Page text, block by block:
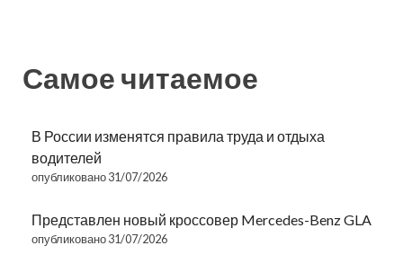
Самое читаемое
В России изменятся правила труда и отдыха
водителей
опубликовано 31/07/2026
Представлен новый кроссовер Mercedes-Benz GLA
опубликовано 31/07/2026